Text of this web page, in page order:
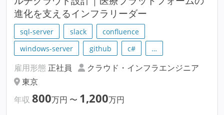
進化を支えるインフラリーダー
sql-server slack
confluence
windows-server
github c# …
雇用形態 正社員
クラウド・インフラエンジニア
東京
年収 800万円 〜 1,200万円